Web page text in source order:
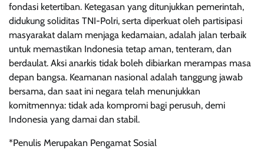
fondasi ketertiban. Ketegasan yang ditunjukkan pemerintah,
didukung soliditas TNI-Polri, serta diperkuat oleh partisipasi
masyarakat dalam menjaga kedamaian, adalah jalan terbaik
untuk memastikan Indonesia tetap aman, tenteram, dan
berdaulat. Aksi anarkis tidak boleh dibiarkan merampas masa
depan bangsa. Keamanan nasional adalah tanggung jawab
bersama, dan saat ini negara telah menunjukkan
komitmennya: tidak ada kompromi bagi perusuh, demi
Indonesia yang damai dan stabil.
*Penulis Merupakan Pengamat Sosial